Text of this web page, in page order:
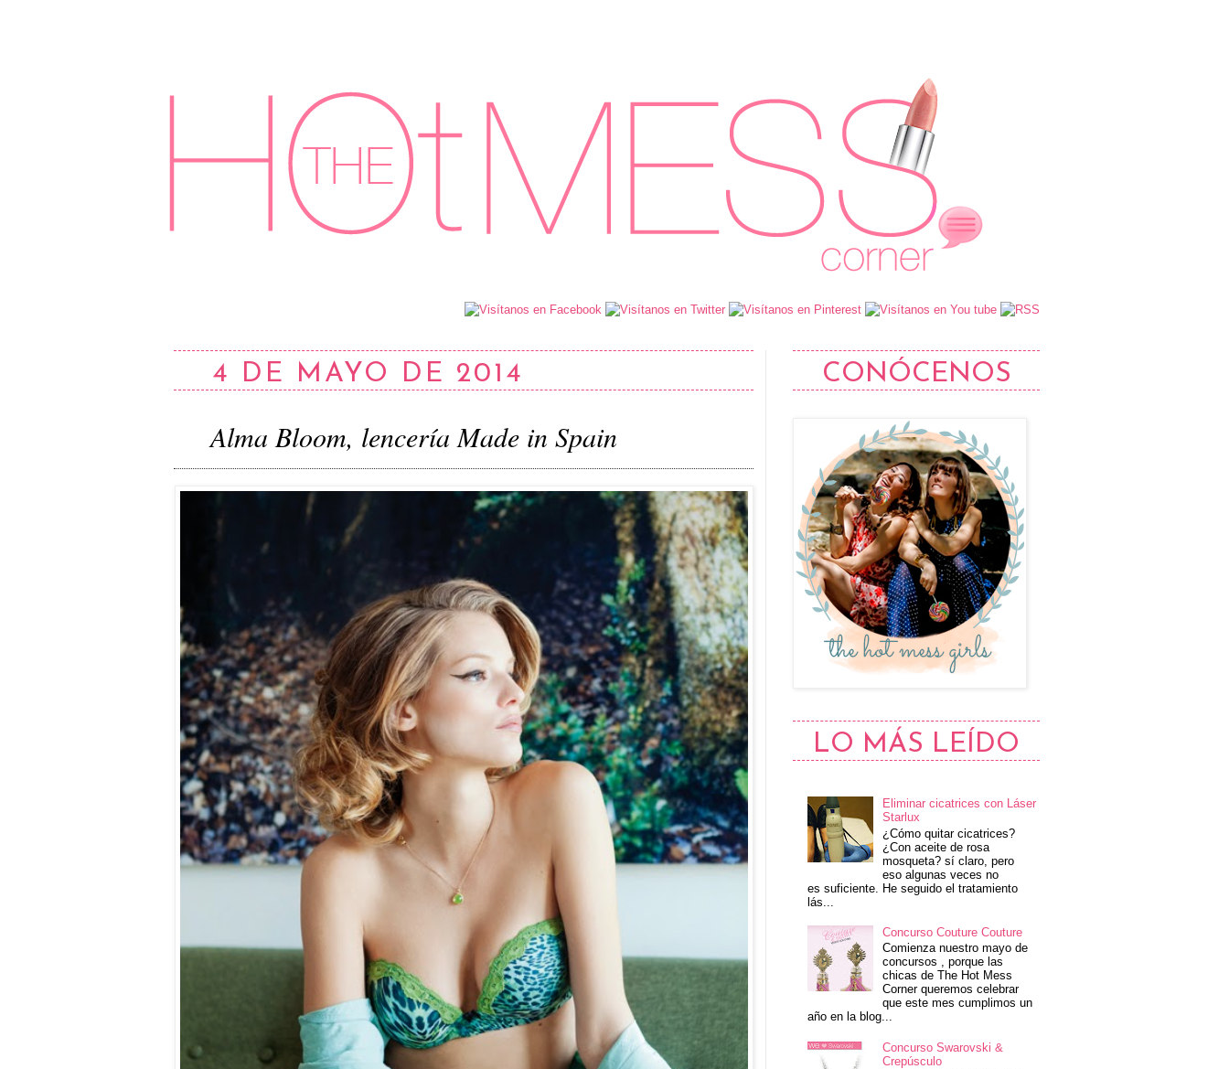
4 DE MAYO DE 2014
Alma Bloom, lencería Made in Spain
CONÓCENOS
LO MÁS LEÍDO
Eliminar cicatrices con Láser
Starlux
¿Cómo quitar cicatrices?
¿Con aceite de rosa
mosqueta? sí claro, pero
eso algunas veces no
es suficiente. He seguido el tratamiento
lás...
Concurso Couture Couture
Comienza nuestro mayo de
concursos , porque las
chicas de The Hot Mess
Corner queremos celebrar
que este mes cumplimos un
año en la blog...
Concurso Swarovski &
Crepúsculo